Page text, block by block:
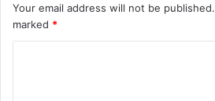
Your email address will not be published.
marked *